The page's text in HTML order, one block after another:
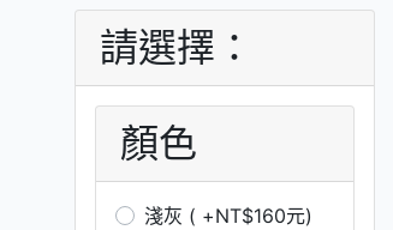
請選擇：
顏色
淺灰 ( +NT$160元)